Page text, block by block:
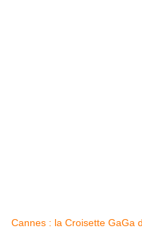
Cannes : la Croisette GaGa